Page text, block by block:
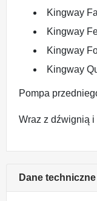
Kingway
Kingway
Kingway
Kingway
Pompa
Wraz z dźwignią
Dane techniczne